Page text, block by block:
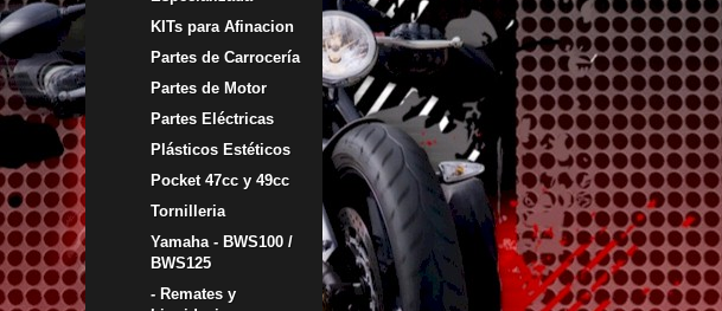
KITs para Afinacion
Partes de Carrocería
Partes de Motor
Partes Eléctricas
Plásticos Estéticos
Pocket 47cc y 49cc
Tornilleria
Yamaha - BWS100 /
BWS125
- Remates y